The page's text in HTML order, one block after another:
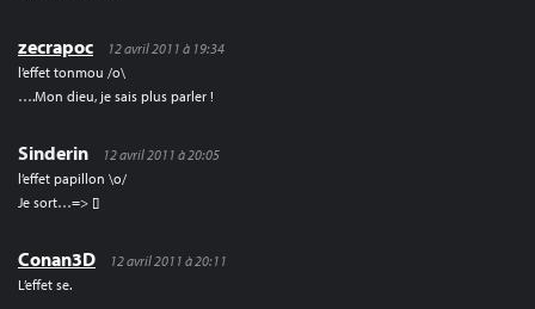
zecrapoc
12 avril 2011 à 19:34
l’effet tonmou /o\
….Mon dieu, je sais plus parler !
Sinderin
12 avril 2011 à 20:05
l’effet papillon \o/
Je sort…=> []
Conan3D
12 avril 2011 à 20:11
L’effet se.